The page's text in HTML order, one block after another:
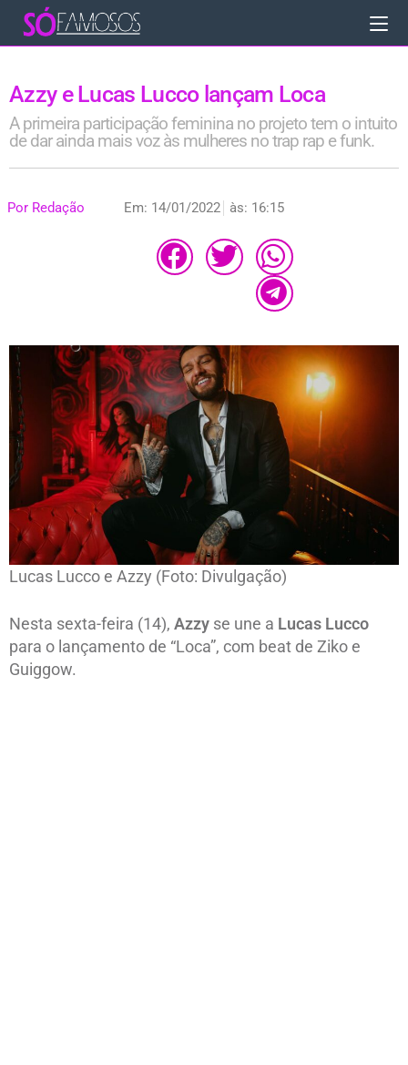
Azzy e Lucas Lucco lançam Loca
A primeira participação feminina no projeto tem o intuito
de dar ainda mais voz às mulheres no trap rap e funk.
Por Redação Em: 14/01/2022 às: 16:15
Lucas Lucco e Azzy (Foto: Divulgação)
Nesta sexta-feira (14), Azzy se une a Lucas Lucco
para o lançamento de “Loca”, com beat de Ziko e
Guiggow.